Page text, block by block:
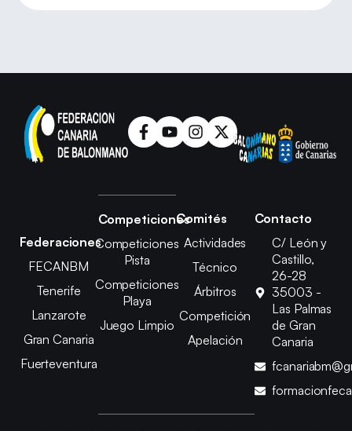
Federaciones
FECANBM
Tenerife
Lanzarote
Gran Canaria
Fuerteventura
Competiciones
Competiciones
Pista
Competiciones
Playa
Juego Limpio
Comités
Actividades
Técnico
Árbitros
Competición
Apelación
Contacto
C/ León y
Castillo,
26-28
35003 -
Las Palmas
de Gran
Canaria